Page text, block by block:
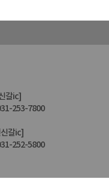
갈ic]
253-7800
신갈ic]
252-5800